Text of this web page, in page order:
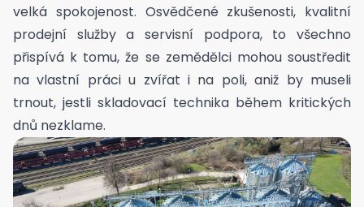
velká spokojenost. Osvědčené zkušenosti, kvalitní
prodejní služby a servisní podpora, to všechno
přispívá k tomu, že se zemědělci mohou soustředit
na vlastní práci u zvířat i na poli, aniž by museli
trnout, jestli skladovací technika během kritických
dnů nezklame.